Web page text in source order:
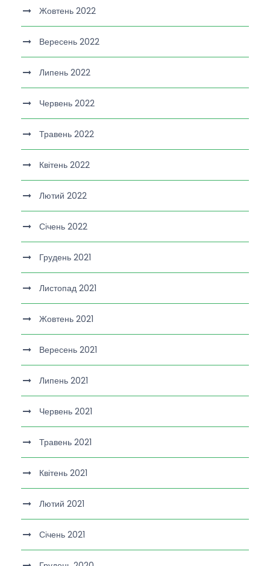
Жовтень 2022
Вересень 2022
Липень 2022
Червень 2022
Травень 2022
Квітень 2022
Лютий 2022
Січень 2022
Грудень 2021
Листопад 2021
Жовтень 2021
Вересень 2021
Липень 2021
Червень 2021
Травень 2021
Квітень 2021
Лютий 2021
Січень 2021